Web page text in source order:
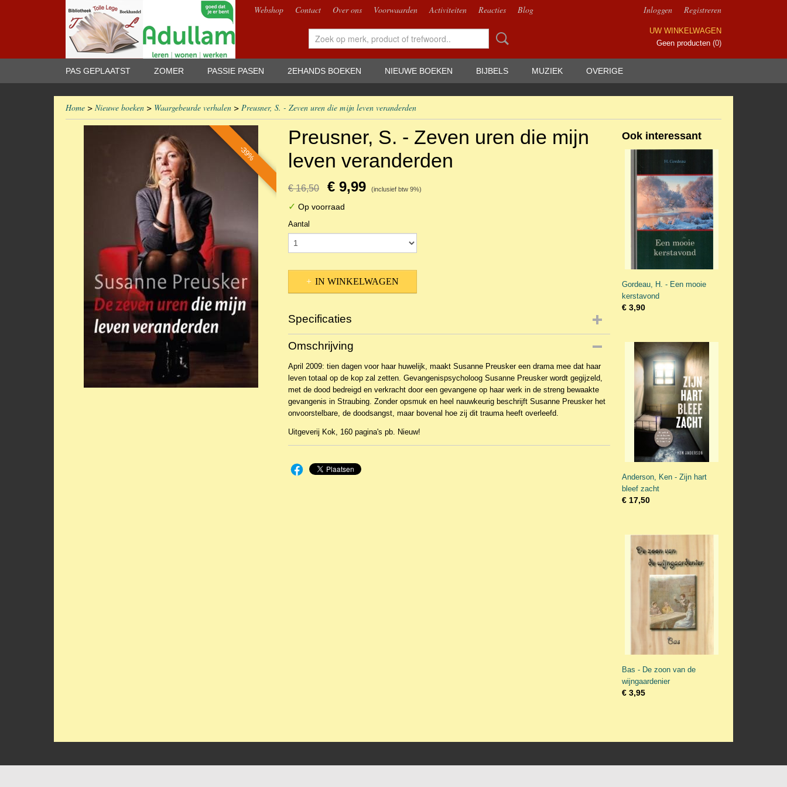
Webshop Contact Over ons Voorwaarden Activiteiten Reacties Blog Inloggen Registreren
UW WINKELWAGEN
Geen producten (0)
PAS GEPLAATST ZOMER PASSIE PASEN 2EHANDS BOEKEN NIEUWE BOEKEN BIJBELS MUZIEK OVERIGE
Home > Nieuwe boeken > Waargebeurde verhalen > Preusner, S. - Zeven uren die mijn leven veranderden
-39%
Preusner, S. - Zeven uren die mijn
leven veranderden
€ 16,50 € 9,99 (inclusief btw 9%)
✓ Op voorraad
Aantal
IN WINKELWAGEN
Specificaties
Productcode
EAN code
Omschrijving
April 2009: tien dagen voor haar huwelijk, maakt Susanne Preusker een drama mee dat haar
leven totaal op de kop zal zetten. Gevangenis­psycholoog Susanne Preusker wordt gegijzeld,
met de dood bedreigd en verkracht door een gevangene op haar werk in de streng bewaakte
gevangenis in Straubing. Zonder opsmuk en heel nauwkeurig beschrijft Susanne Preusker het
onvoorstelbare, de doodsangst, maar bovenal hoe zij dit trauma heeft overleefd.
Uitgeverij Kok, 160 pagina's pb. Nieuw!
Ook interessant
Gordeau, H. - Een mooie
kerstavond
€ 3,90
Anderson, Ken - Zijn hart
bleef zacht
€ 17,50
Bas - De zoon van de
wijngaardenier
€ 3,95